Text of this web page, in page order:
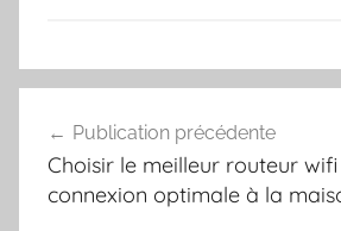
de
l’article
Publication précédente
Choisir le meilleur routeur
connexion optimale à la